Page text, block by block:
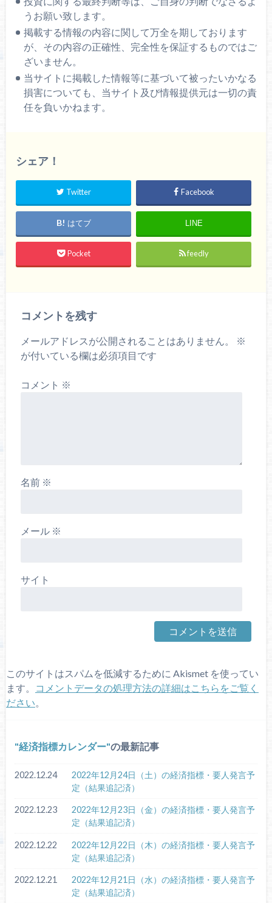
うお願い致します。
掲載する情報の内容に関して万全を期しております
が、その内容の正確性、完全性を保証するものではご
ざいません。
当サイトに掲載した情報等に基づいて被ったいかなる
損害についても、当サイト及び情報提供元は一切の責
任を負いかねます。
シェア！
Twitter Facebook
はてブ LINE
Pocket feedly
コメントを残す
メールアドレスが公開されることはありません。
※
が付いている欄は必須項目です
コメント ※
名前 ※
メール ※
サイト
このサイトはスパムを低減するために Akismet を使ってい
ます。
コメントデータの処理方法の詳細はこちらをご覧く
ださい。
経済指標カレンダー の最新記事
2022.12.24
2022年12月24日（土）の経済指標・要人発言予
定（結果追記済）
2022.12.23
2022年12月23日（金）の経済指標・要人発言予
定（結果追記済）
2022.12.22
2022年12月22日（木）の経済指標・要人発言予
定（結果追記済）
2022.12.21
2022年12月21日（水）の経済指標・要人発言予
定（結果追記済）